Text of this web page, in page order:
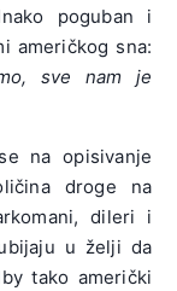
poguban i
američkog sna:
sve nam je
na opisivanje
droge na
dileri i
u želji da
tako američki